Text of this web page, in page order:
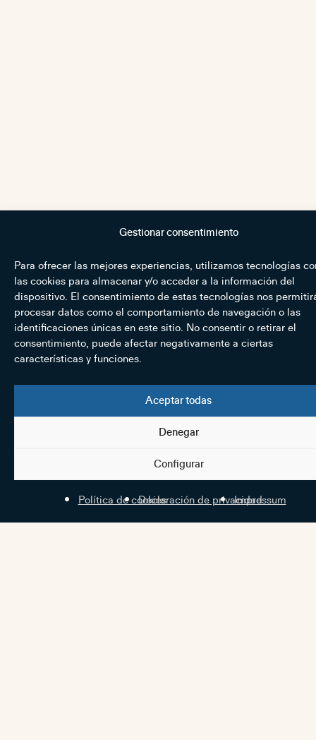
Gestionar consentimiento
Para ofrecer las mejores experiencias, utilizamos tecnologías
las cookies para almacenar y/o acceder a la información del
dispositivo. El consentimiento de estas tecnologías nos
procesar datos como el comportamiento de navegación o las
identificaciones únicas en este sitio. No consentir o retirar el
consentimiento, puede afectar negativamente a ciertas
características y funciones.
Aceptar todas
Denegar
Configurar
Política de cookiesDeclaración de privacidad
Impressum